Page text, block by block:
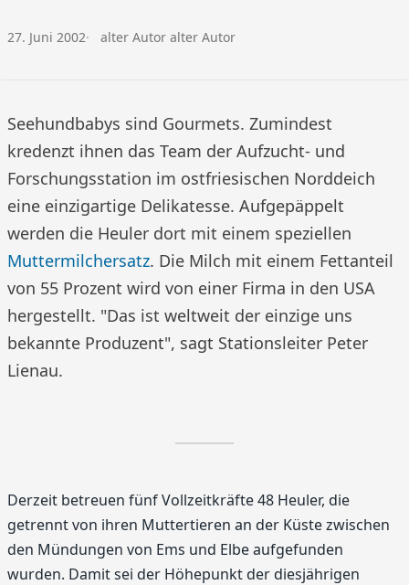
Veröffentlicht am:
27. Juni 2002 Autor:
alter Autor alter Autor
Seehundbabys sind Gourmets. Zumindest
kredenzt ihnen das Team der Aufzucht- und
Forschungsstation im ostfriesischen Norddeich
eine einzigartige Delikatesse. Aufgepäppelt
werden die Heuler dort mit einem speziellen
Muttermilchersatz. Die Milch mit einem Fettanteil
von 55 Prozent wird von einer Firma in den USA
hergestellt. "Das ist weltweit der einzige uns
bekannte Produzent", sagt Stationsleiter Peter
Lienau.
Derzeit betreuen fünf Vollzeitkräfte 48 Heuler, die
getrennt von ihren Muttertieren an der Küste zwischen
den Mündungen von Ems und Elbe aufgefunden
wurden. Damit sei der Höhepunkt der diesjährigen